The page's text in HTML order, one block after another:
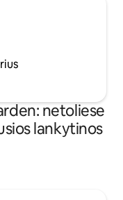
netoliese
lankytinos